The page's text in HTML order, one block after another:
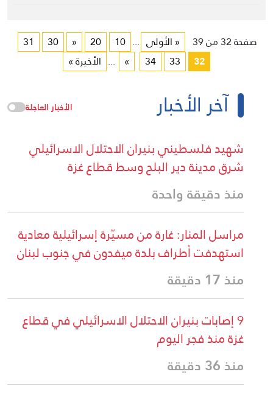
صفحة 32 من 39 « الأولى ...
10
20
«
30
31
32
33
34
»
... الأخيرة »
آخر الأخبار الأخبار العاجلة
شهيد فلسطيني بنيران الاحتلال الاسرائيلي
شرق مدينة دير البلح وسط قطاع غزة
منذ دقيقة واحدة
مراسل المنار: غارة من مسيّرة إسرائيلية معادية
استهدفت أطراف بلدة ميفدون في جنوب لبنان
منذ 17 دقيقة
9 إصابات بنيران الاحتلال الاسرائيلي في قطاع
غزة منذ فجر اليوم
منذ 36 دقيقة